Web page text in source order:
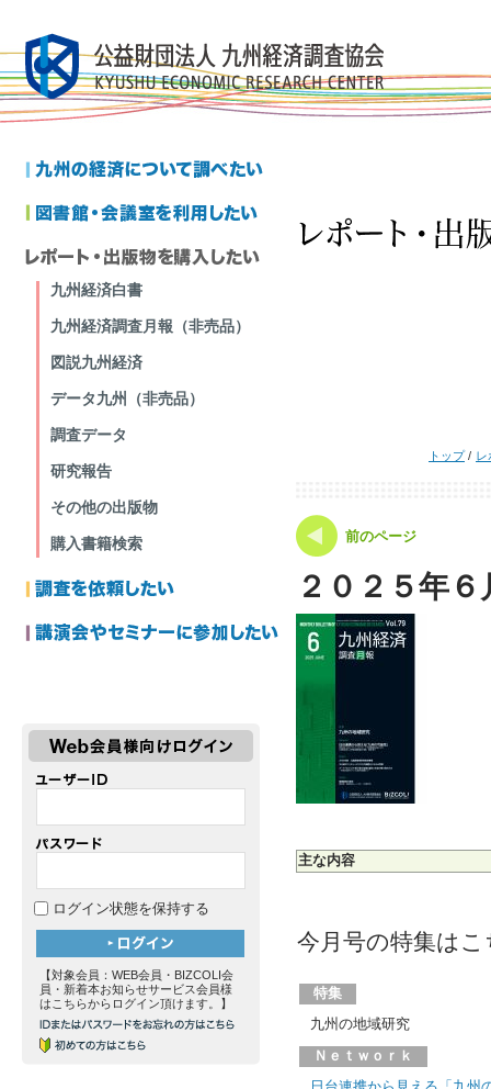
トップ/ レ
前のページ
２０２５年
主な内容
今月号の特集はこ
特集
九州の地域研究
Ｎｅｔｗｏｒｋ
九州経済白書
九州経済調査月報（非売品）
図説九州経済
データ九州（非売品）
調査データ
研究報告
その他の出版物
購入書籍検索
ログイン状態を保持する
【対象会員：WEB会員・BIZCOLI会
員・新着本お知らせサービス会員様
はこちらからログイン頂けます。】